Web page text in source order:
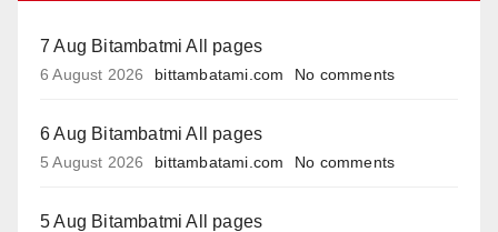
7 Aug Bitambatmi All pages
6 August 2026 bittambatami.com No comments
6 Aug Bitambatmi All pages
5 August 2026 bittambatami.com No comments
5 Aug Bitambatmi All pages